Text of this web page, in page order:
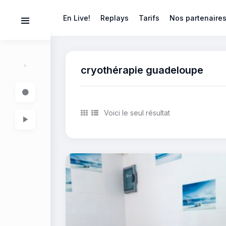
En Live! Replays Tarifs Nos partenaires
cryothérapie guadeloupe
Voici le seul résultat